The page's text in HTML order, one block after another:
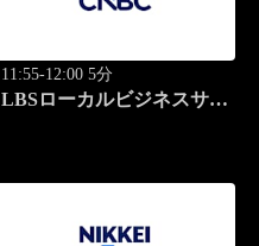
11:55-12:00 5分
LBSローカルビジネスサテ